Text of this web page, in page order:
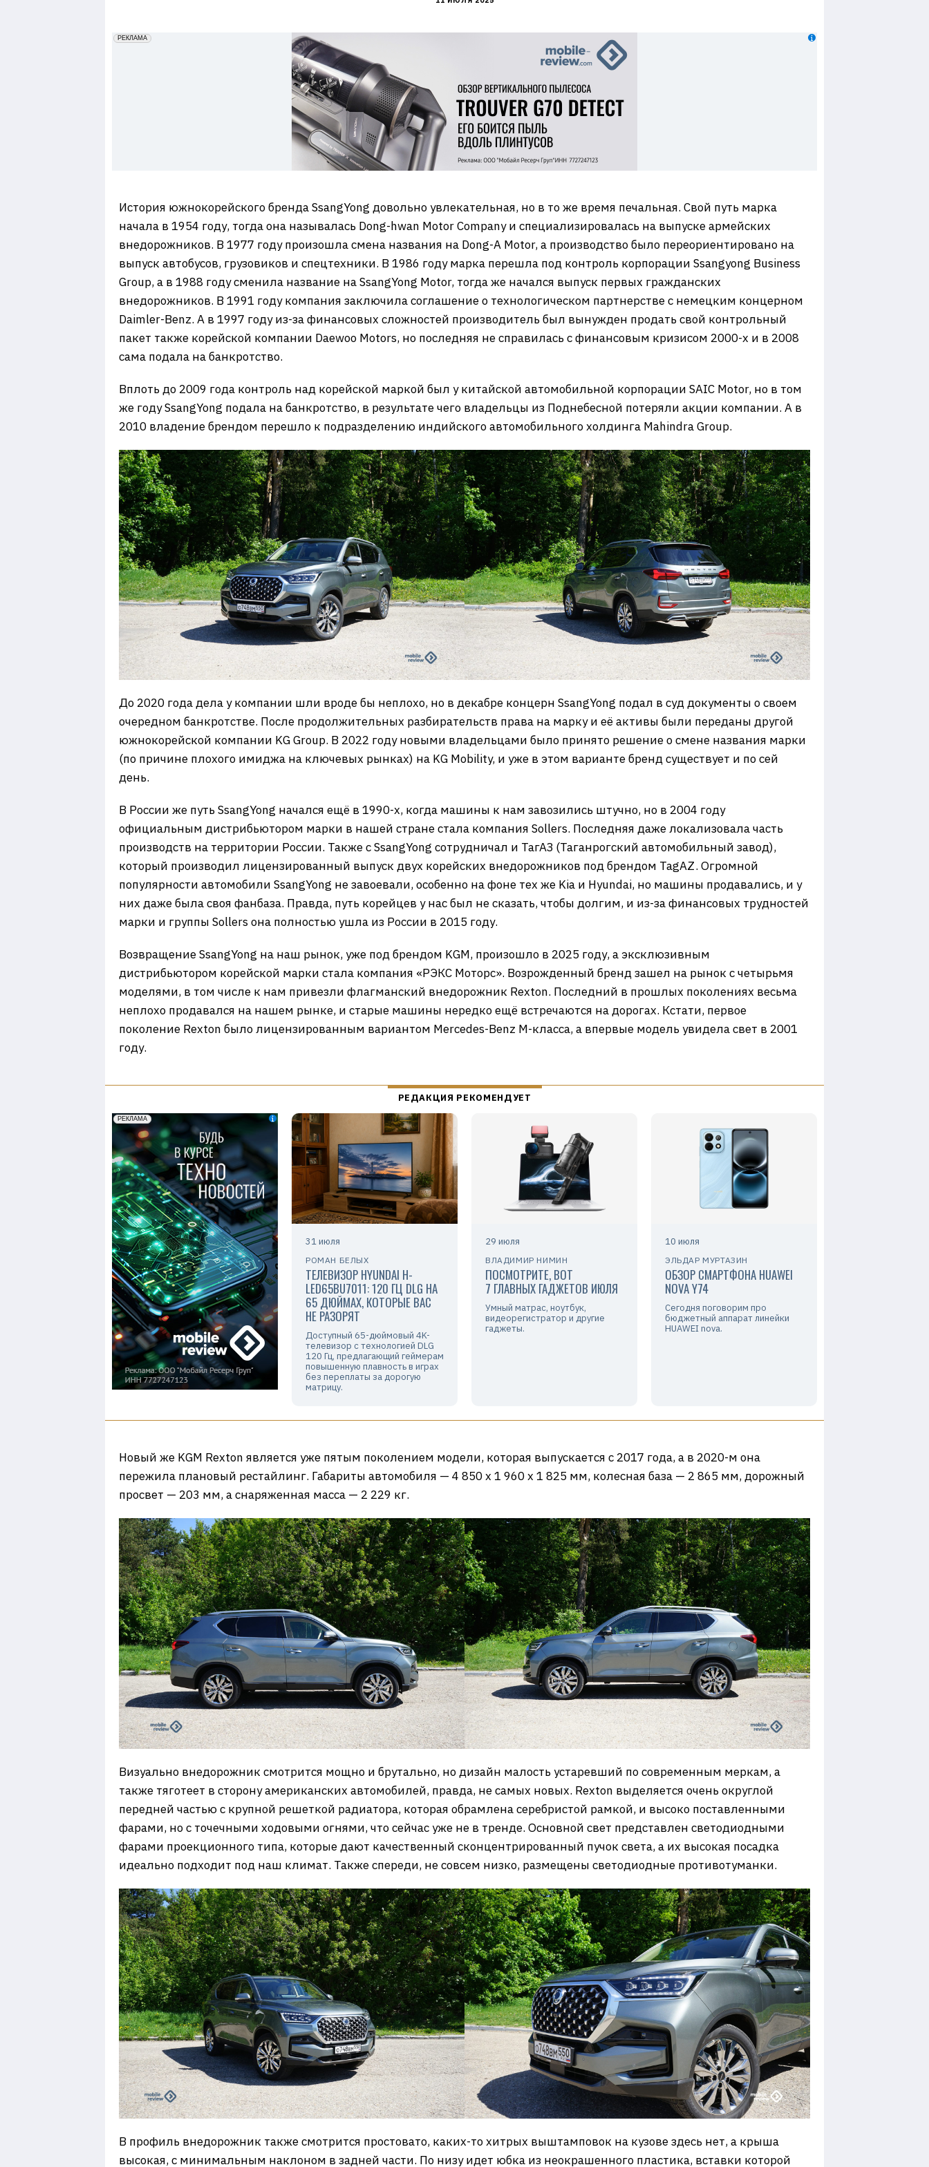
erid: 2VfnxxmNzs5
РЕКЛАМА
История южнокорейского бренда SsangYong довольно увлекательная, но в то же время печальная. Свой путь марка
начала в 1954 году, тогда она называлась Dong-hwan Motor Company и специализировалась на выпуске армейских
внедорожников. В 1977 году произошла смена названия на Dong-A Motor, а производство было переориентировано на
выпуск автобусов, грузовиков и спецтехники. В 1986 году марка перешла под контроль корпорации Ssangyong Business
Group, а в 1988 году сменила название на SsangYong Motor, тогда же начался выпуск первых гражданских
внедорожников. В 1991 году компания заключила соглашение о технологическом партнерстве с немецким концерном
Daimler-Benz. А в 1997 году из-за финансовых сложностей производитель был вынужден продать свой контрольный
пакет также корейской компании Daewoo Motors, но последняя не справилась с финансовым кризисом 2000-х и в 2008
сама подала на банкротство.
Вплоть до 2009 года контроль над корейской маркой был у китайской автомобильной корпорации SAIC Motor, но в том
же году SsangYong подала на банкротство, в результате чего владельцы из Поднебесной потеряли акции компании. А в
2010 владение брендом перешло к подразделению индийского автомобильного холдинга Mahindra Group.
До 2020 года дела у компании шли вроде бы неплохо, но в декабре концерн SsangYong подал в суд документы о своем
очередном банкротстве. После продолжительных разбирательств права на марку и её активы были переданы другой
южнокорейской компании KG Group. В 2022 году новыми владельцами было принято решение о смене названия марки
(по причине плохого имиджа на ключевых рынках) на KG Mobility, и уже в этом варианте бренд существует и по сей
день.
В России же путь SsangYong начался ещё в 1990-х, когда машины к нам завозились штучно, но в 2004 году
официальным дистрибьютором марки в нашей стране стала компания Sollers. Последняя даже локализовала часть
производств на территории России. Также с SsangYong сотрудничал и ТагАЗ (Таганрогский автомобильный завод),
который производил лицензированный выпуск двух корейских внедорожников под брендом TagAZ. Огромной
популярности автомобили SsangYong не завоевали, особенно на фоне тех же Kia и Hyundai, но машины продавались, и у
них даже была своя фанбаза. Правда, путь корейцев у нас был не сказать, чтобы долгим, и из-за финансовых трудностей
марки и группы Sollers она полностью ушла из России в 2015 году.
Возвращение SsangYong на наш рынок, уже под брендом KGM, произошло в 2025 году, а эксклюзивным
дистрибьютором корейской марки стала компания «РЭКС Моторс». Возрожденный бренд зашел на рынок с четырьмя
моделями, в том числе к нам привезли флагманский внедорожник Rexton. Последний в прошлых поколениях весьма
неплохо продавался на нашем рынке, и старые машины нередко ещё встречаются на дорогах. Кстати, первое
поколение Rexton было лицензированным вариантом Mercedes-Benz M-класса, а впервые модель увидела свет в 2001
году.
31 июля
РОМАН БЕЛЫХ
ТЕЛЕВИЗОР HYUNDAI H-
LED65BU7011: 120 ГЦ DLG НА
65 ДЮЙМАХ, КОТОРЫЕ ВАС
НЕ РАЗОРЯТ
Доступный 65-дюймовый 4K-
телевизор с технологией DLG
120 Гц, предлагающий геймерам
повышенную плавность в играх
без переплаты за дорогую
матрицу.
29 июля
ВЛАДИМИР НИМИН
ПОСМОТРИТЕ, ВОТ
7 ГЛАВНЫХ ГАДЖЕТОВ ИЮЛЯ
Умный матрас, ноутбук,
видеорегистратор и другие
гаджеты.
10 июля
ЭЛЬДАР МУРТАЗИН
ОБЗОР СМАРТФОНА HUAWEI
NOVA Y74
Сегодня поговорим про
бюджетный аппарат линейки
HUAWEI nova.
Новый же KGM Rexton является уже пятым поколением модели, которая выпускается с 2017 года, а в 2020-м она
пережила плановый рестайлинг. Габариты автомобиля — 4 850 х 1 960 х 1 825 мм, колесная база — 2 865 мм, дорожный
просвет — 203 мм, а снаряженная масса — 2 229 кг.
Визуально внедорожник смотрится мощно и брутально, но дизайн малость устаревший по современным меркам, а
также тяготеет в сторону американских автомобилей, правда, не самых новых. Rexton выделяется очень округлой
передней частью с крупной решеткой радиатора, которая обрамлена серебристой рамкой, и высоко поставленными
фарами, но с точечными ходовыми огнями, что сейчас уже не в тренде. Основной свет представлен светодиодными
фарами проекционного типа, которые дают качественный сконцентрированный пучок света, а их высокая посадка
идеально подходит под наш климат. Также спереди, не совсем низко, размещены светодиодные противотуманки.
В профиль внедорожник также смотрится простовато, каких-то хитрых выштамповок на кузове здесь нет, а крыша
высокая, с минимальным наклоном в задней части. По низу идет юбка из неокрашенного пластика, вставки которой